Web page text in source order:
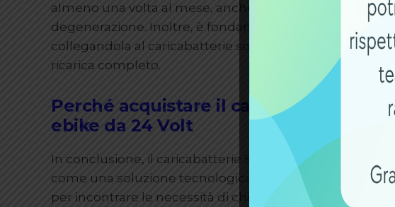
almeno una volta al mese, anche nei periodi di
degenerazione. Inoltre, è fondamentale evitare il
collegandola al caricabatterie solo per il tempo
ricarica completo.
Perché acquistare il caricabatterie
ebike da 24 Volt
In conclusione, il caricabatterie Switching per batterie
come una soluzione tecnologicamente avanzata,
per incontrare le necessità di chi cerca il meglio per la